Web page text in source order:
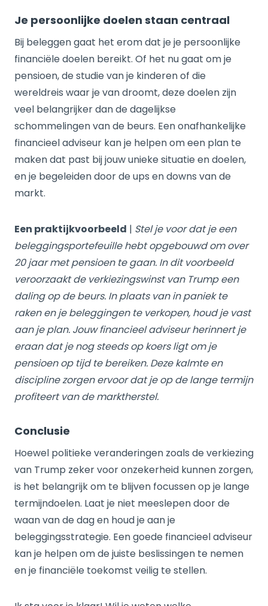
Je persoonlijke doelen staan centraal
Bij beleggen gaat het erom dat je je persoonlijke
financiële doelen bereikt. Of het nu gaat om je
pensioen, de studie van je kinderen of die
wereldreis waar je van droomt, deze doelen zijn
veel belangrijker dan de dagelijkse
schommelingen van de beurs. Een onafhankelijke
financieel adviseur kan je helpen om een plan te
maken dat past bij jouw unieke situatie en doelen,
en je begeleiden door de ups en downs van de
markt.
Een praktijkvoorbeeld | Stel je voor dat je een
beleggingsportefeuille hebt opgebouwd om over
20 jaar met pensioen te gaan. In dit voorbeeld
veroorzaakt de verkiezingswinst van Trump een
daling op de beurs. In plaats van in paniek te
raken en je beleggingen te verkopen, houd je vast
aan je plan. Jouw financieel adviseur herinnert je
eraan dat je nog steeds op koers ligt om je
pensioen op tijd te bereiken. Deze kalmte en
discipline zorgen ervoor dat je op de lange termijn
profiteert van de marktherstel.
Conclusie
Hoewel politieke veranderingen zoals de verkiezing
van Trump zeker voor onzekerheid kunnen zorgen,
is het belangrijk om te blijven focussen op je lange
termijndoelen. Laat je niet meeslepen door de
waan van de dag en houd je aan je
beleggingsstrategie. Een goede financieel adviseur
kan je helpen om de juiste beslissingen te nemen
en je financiële toekomst veilig te stellen.